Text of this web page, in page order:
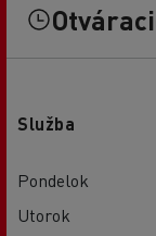
Služba
Pondelok
Utorok